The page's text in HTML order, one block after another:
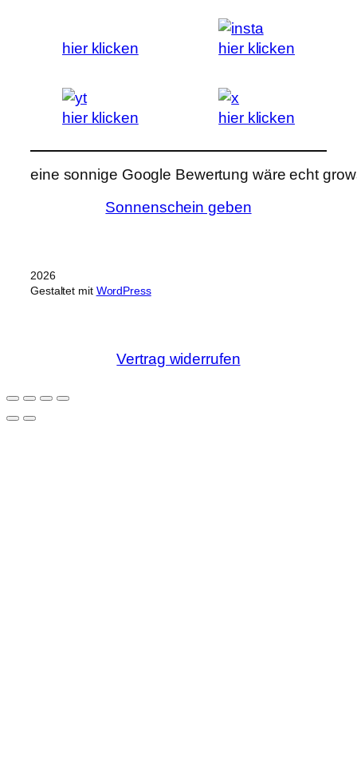
hier klicken hier klicken
hier klicken hier klicken
eine sonnige Google Bewertung wäre echt
Sonnenschein geben
2026
Gestaltet mit WordPress
Vertrag widerrufen